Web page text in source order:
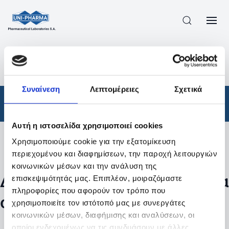
Συναίνεση Λεπτομέρειες Σχετικά
Αυτή η ιστοσελίδα χρησιμοποιεί cookies
Χρησιμοποιούμε cookie για την εξατομίκευση
περιεχομένου και διαφημίσεων, την παροχή λειτουργιών
κοινωνικών μέσων και την ανάλυση της
επισκεψιμότητάς μας. Επιπλέον, μοιραζόμαστε
πληροφορίες που αφορούν τον τρόπο που
χρησιμοποιείτε τον ιστότοπό μας με συνεργάτες
κοινωνικών μέσων, διαφήμισης και αναλύσεων, οι
οποίοι ενδεχομένως να τις συνδυάσουν με άλλες
ΠΡΟΪΟΝΤΑ
ΑΠΟΤΕΛΕΣΜΑΤΑ ΑΝΑΖΗΤΗΣΗΣ
Φάρμακα
Φίλτρα
Δεν βρέθηκαν προϊόντα με τα
συγκεκριμένα φίλτρα